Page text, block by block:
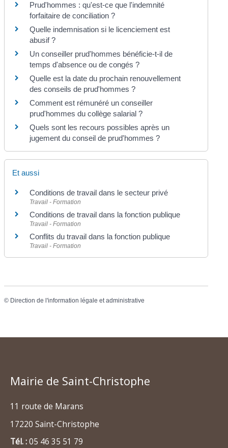
Prud'hommes : qu'est-ce que l'indemnité
forfaitaire de conciliation ?
Quelle indemnisation si le licenciement est
abusif ?
Un conseiller prud'hommes bénéficie-t-il de
temps d'absence ou de congés ?
Quelle est la date du prochain renouvellement
des conseils de prud'hommes ?
Comment est rémunéré un conseiller
prud'hommes du collège salarial ?
Quels sont les recours possibles après un
jugement du conseil de prud'hommes ?
Et aussi
Conditions de travail dans le secteur privé
Travail - Formation
Conditions de travail dans la fonction publique
Travail - Formation
Conflits du travail dans la fonction publique
Travail - Formation
© Direction de l'information légale et administrative
Mairie de Saint-Christophe
11 route de Marans
17220 Saint-Christophe
Tél. :05 46 35 51 79